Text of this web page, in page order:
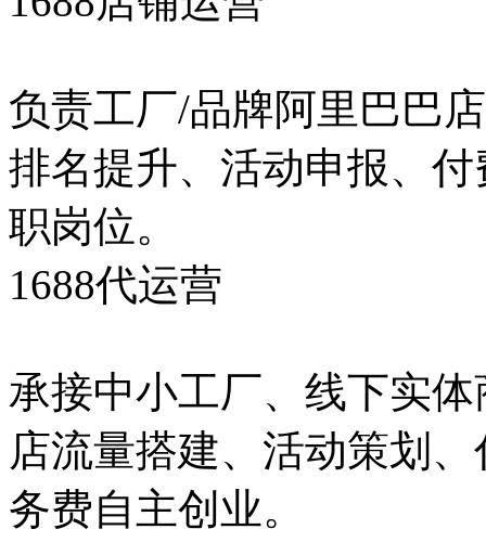
负责工厂/品牌阿里巴巴
排名提升、活动申报、
职岗位。
1688代运营
承接中小工厂、线下实
店流量搭建、活动策划
务费自主创业。